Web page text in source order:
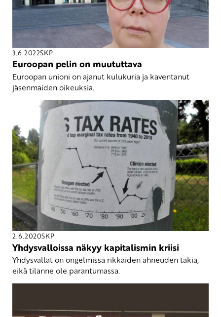
3.6.2022SKP
Euroopan pelin on muututtava
Euroopan unioni on ajanut kulukuria ja kaventanut
jäsenmaiden oikeuksia.
2.6.2020SKP
Yhdysvalloissa näkyy kapitalismin kriisi
Yhdysvallat on ongelmissa rikkaiden ahneuden takia,
eikä tilanne ole parantumassa.